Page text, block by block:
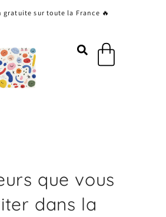
gratuite sur toute la France 🔥
Panier
que vous
dans la